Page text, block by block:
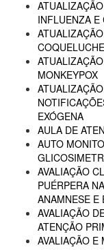
INFLUENZA E
COQUELUCHE
MONKEYPOX
EXÓGENA
AULA DE
AUTO
AVALIAÇÃO
PUÉRPERA
ANAMNESE E
AVALIAÇÃO
ATENÇÃO
AVALIAÇÃO E